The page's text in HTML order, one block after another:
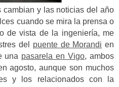
cambian y las noticias del año
cuando se mira la prensa o
de vista de la ingeniería, me
del puente de Morandi en
una pasarela en Vigo, ambos
agosto, aunque son muchos
y los relacionados con la